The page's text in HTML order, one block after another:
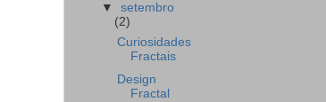
▼setembro
(2)
Curiosidades
Fractais
Design
Fractal